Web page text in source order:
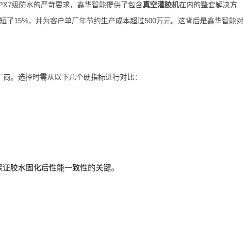
级防水的严苛要求，鑫华智能提供了包含真空灌胶机在内的整套解决方
15%，并为客户单厂年节约生产成本超过500万元。这背后是鑫华智能对
。选择时需从以下几个硬指标进行对比：
胶水固化后性能一致性的关键。